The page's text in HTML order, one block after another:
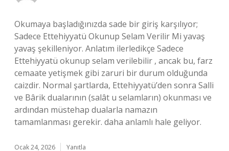
Okumaya başladığınızda sade bir giriş karşılıyor;
Sadece Ettehiyyatü Okunup Selam Verilir Mi yavaş
yavaş şekilleniyor. Anlatım ilerledikçe Sadece
Ettehiyyatü okunup selam verilebilir , ancak bu, farz
cemaate yetişmek gibi zaruri bir durum olduğunda
caizdir. Normal şartlarda, Ettehiyyatü’den sonra Salli
ve Bârik dualarının (salât u selamların) okunması ve
ardından müstehap dualarla namazın
tamamlanması gerekir. daha anlamlı hale geliyor.
Ocak 24, 2026 Yanıtla